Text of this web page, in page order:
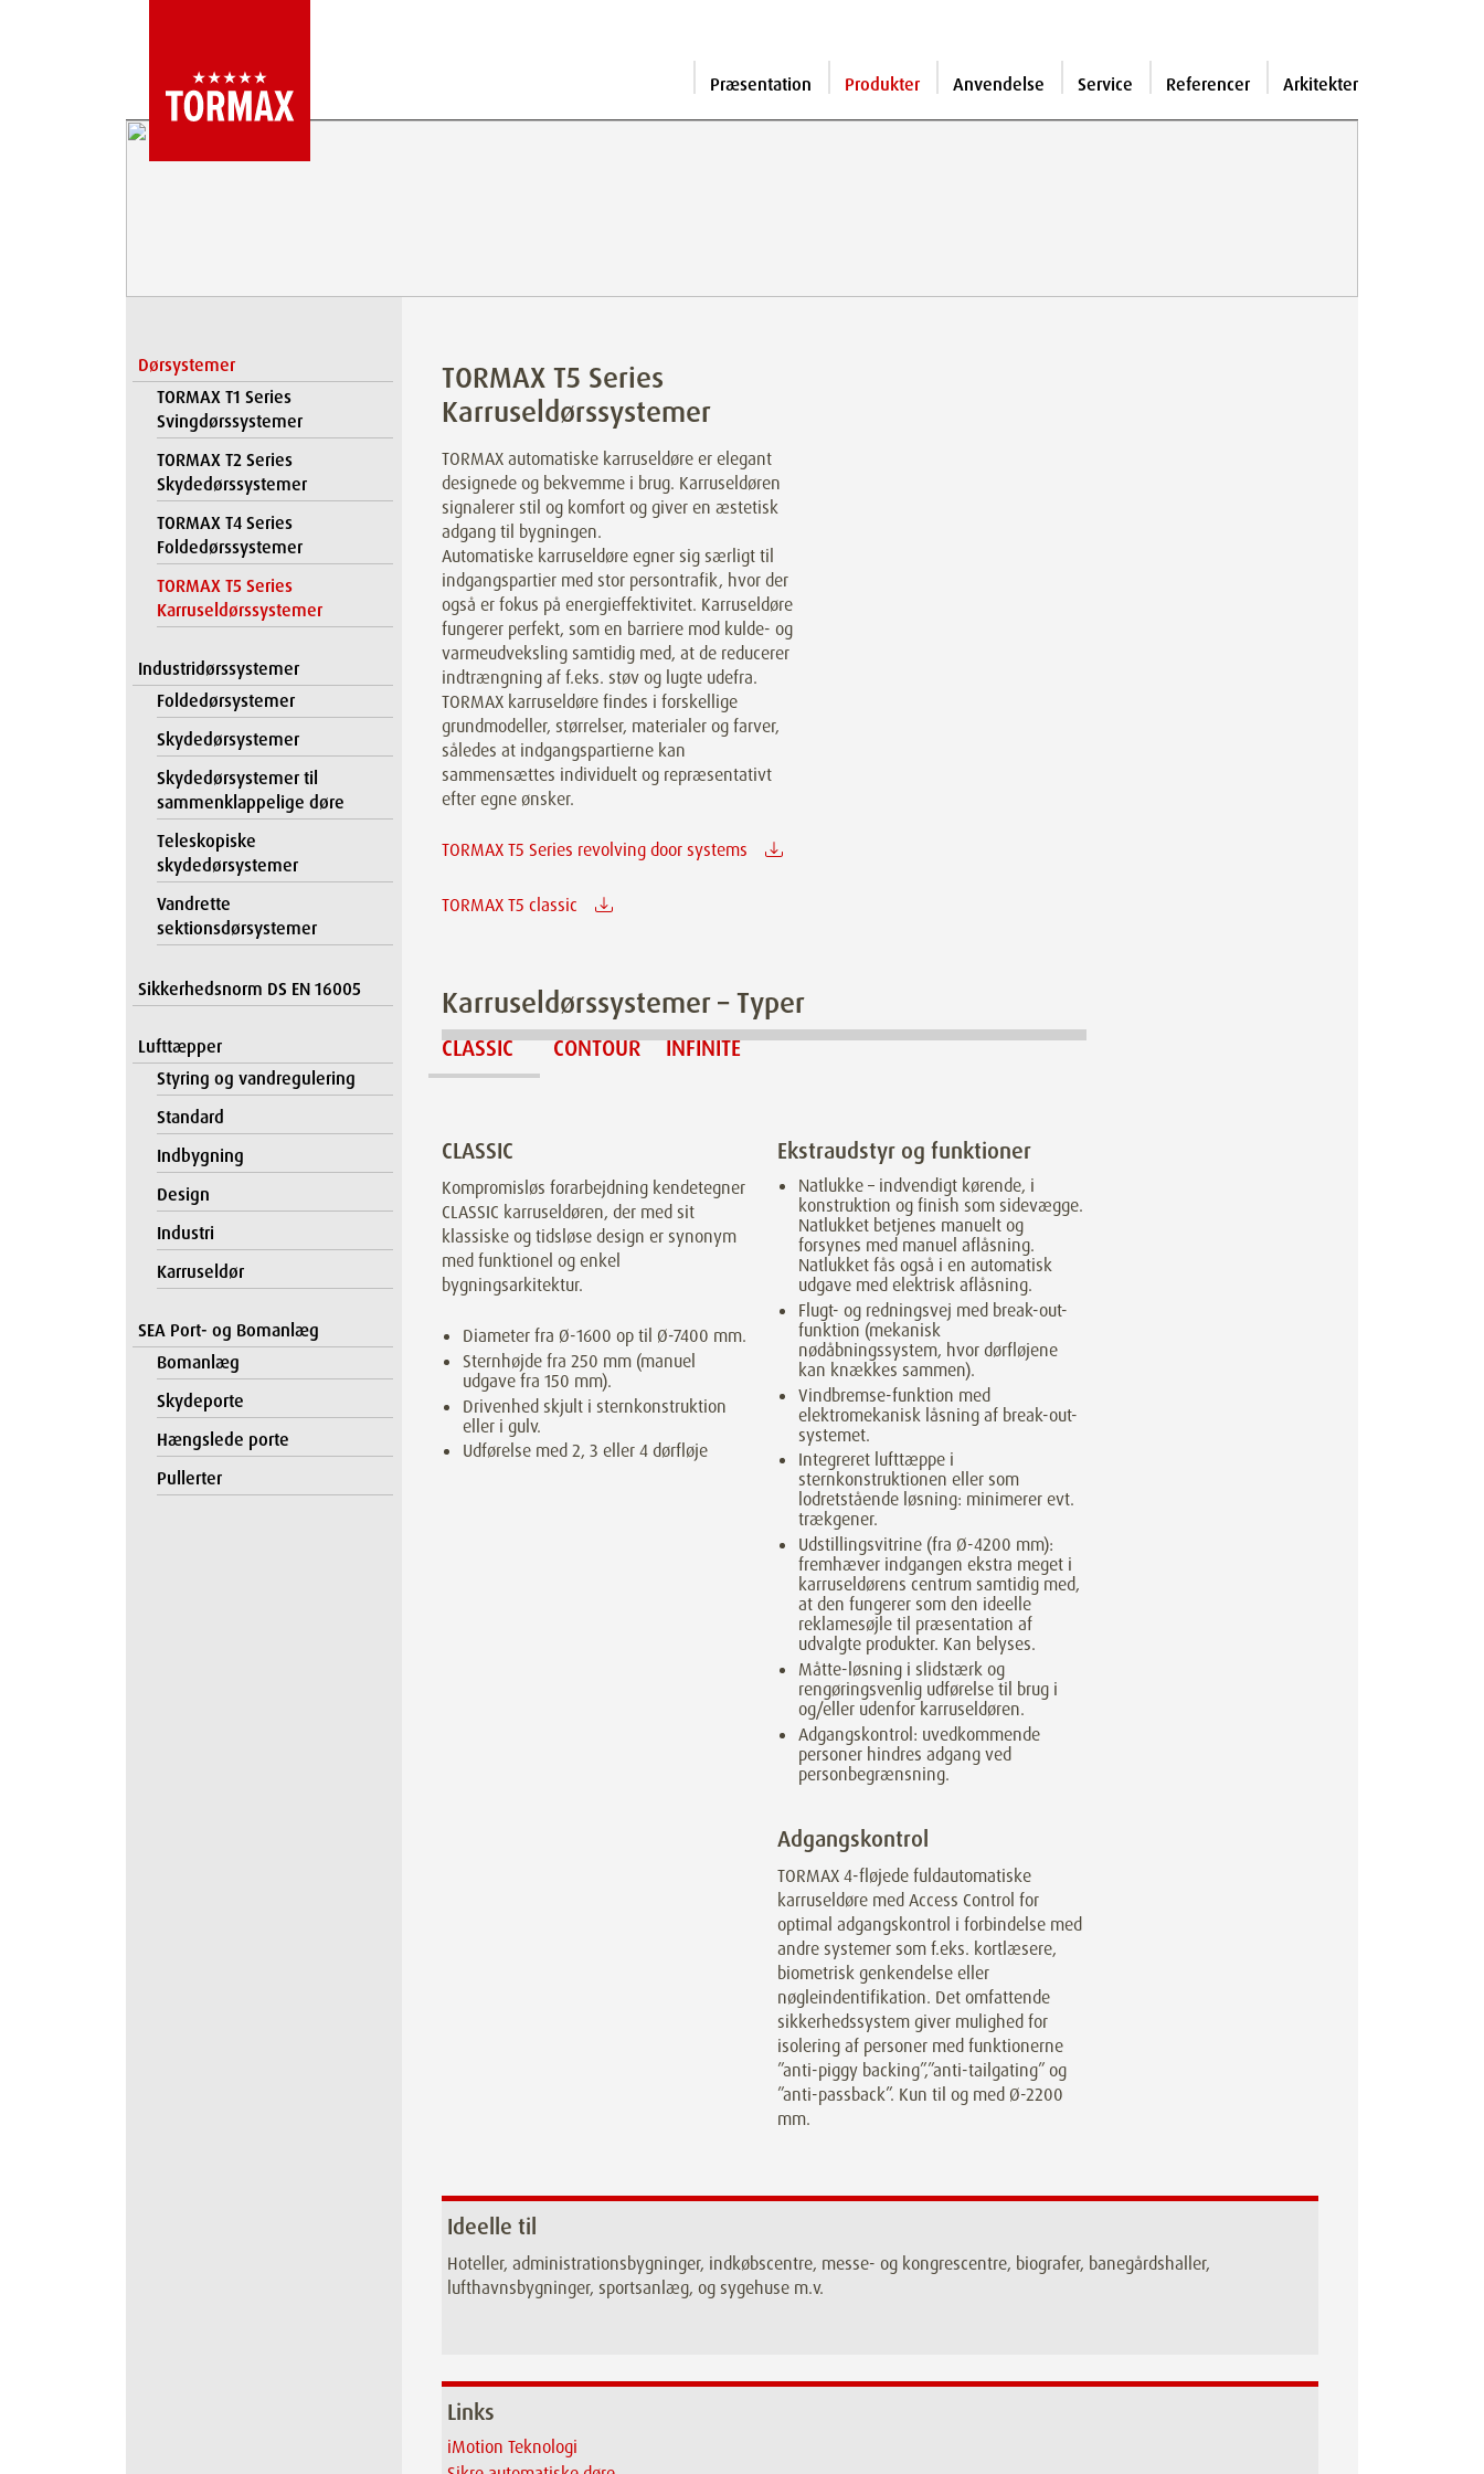
Præsentation Produkter Anvendelse Service Referencer Arkitekter
Dørsystemer
TORMAX T1 Series
Svingdørssystemer
TORMAX T2 Series
Skydedørssystemer
TORMAX T4 Series
Foldedørssystemer
TORMAX T5 Series
Karruseldørssystemer
Industridørssystemer
Foldedørsystemer
Skydedørsystemer
Skydedørsystemer til
sammenklappelige døre
Teleskopiske
skydedørsystemer
Vandrette
sektionsdørsystemer
Sikkerhedsnorm DS EN 16005
Lufttæpper
Styring og vandregulering
Standard
Indbygning
Design
Industri
Karruseldør
SEA Port- og Bomanlæg
Bomanlæg
Skydeporte
Hængslede porte
Pullerter
TORMAX T5 Series
Karruseldørssystemer
TORMAX automatiske karruseldøre er elegant
designede og bekvemme i brug. Karruseldøren
signalerer stil og komfort og giver en æstetisk
adgang til bygningen.
Automatiske karruseldøre egner sig særligt til
indgangspartier med stor persontrafik, hvor der
også er fokus på energieffektivitet. Karruseldøre
fungerer perfekt, som en barriere mod kulde- og
varmeudveksling samtidig med, at de reducerer
indtrængning af f.eks. støv og lugte udefra.
TORMAX karruseldøre findes i forskellige
grundmodeller, størrelser, materialer og farver,
således at indgangspartierne kan
sammensættes individuelt og repræsentativt
efter egne ønsker.
TORMAX T5 Series revolving door systems
TORMAX T5 classic
Karruseldørssystemer – Typer
CLASSIC CONTOUR INFINITE
CLASSIC
Kompromisløs forarbejdning kendetegner
CLASSIC karruseldøren, der med sit
klassiske og tidsløse design er synonym
med funktionel og enkel
bygningsarkitektur.
Diameter fra Ø-1600 op til Ø-7400 mm.
Sternhøjde fra 250 mm (manuel
udgave fra 150 mm).
Drivenhed skjult i sternkonstruktion
eller i gulv.
Udførelse med 2, 3 eller 4 dørfløje
Ekstraudstyr og funktioner
Natlukke – indvendigt kørende, i
konstruktion og finish som sidevægge.
Natlukket betjenes manuelt og
forsynes med manuel aflåsning.
Natlukket fås også i en automatisk
udgave med elektrisk aflåsning.
Flugt- og redningsvej med break-out-
funktion (mekanisk
nødåbningssystem, hvor dørfløjene
kan knækkes sammen).
Vindbremse-funktion med
elektromekanisk låsning af break-out-
systemet.
Integreret lufttæppe i
sternkonstruktionen eller som
lodretstående løsning: minimerer evt.
trækgener.
Udstillingsvitrine (fra Ø-4200 mm):
fremhæver indgangen ekstra meget i
karruseldørens centrum samtidig med,
at den fungerer som den ideelle
reklamesøjle til præsentation af
udvalgte produkter. Kan belyses.
Måtte-løsning i slidstærk og
rengøringsvenlig udførelse til brug i
og/eller udenfor karruseldøren.
Adgangskontrol: uvedkommende
personer hindres adgang ved
personbegrænsning.
Adgangskontrol
TORMAX 4-fløjede fuldautomatiske
karruseldøre med Access Control for
optimal adgangskontrol i forbindelse med
andre systemer som f.eks. kortlæsere,
biometrisk genkendelse eller
nøgleindentifikation. Det omfattende
sikkerhedssystem giver mulighed for
isolering af personer med funktionerne
”anti-piggy backing”,”anti-tailgating” og
”anti-passback”. Kun til og med Ø-2200
mm.
Ideelle til
Hoteller, administrationsbygninger, indkøbscentre, messe- og kongrescentre, biografer, banegårdshaller,
lufthavnsbygninger, sportsanlæg, og sygehuse m.v.
Links
iMotion Teknologi